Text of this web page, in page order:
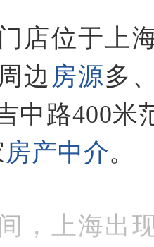
店位于上
边 房源多
中路400米
房产中介。
，上海出